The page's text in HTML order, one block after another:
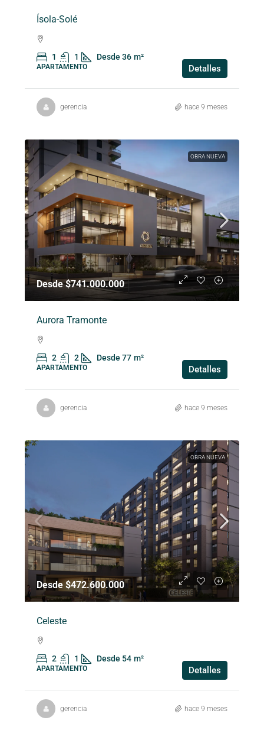
Ísola-Solé
1 1 Desde 36 m²
APARTAMENTO Detalles
gerencia hace 9 meses
OBRA NUEVA
Desde $741.000.000
Aurora Tramonte
2 2 Desde 77 m²
APARTAMENTO Detalles
gerencia hace 9 meses
OBRA NUEVA
Desde $472.600.000
Celeste
2 1 Desde 54 m²
APARTAMENTO Detalles
gerencia hace 9 meses